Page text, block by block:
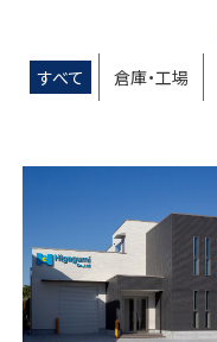
すべて 倉庫・工場